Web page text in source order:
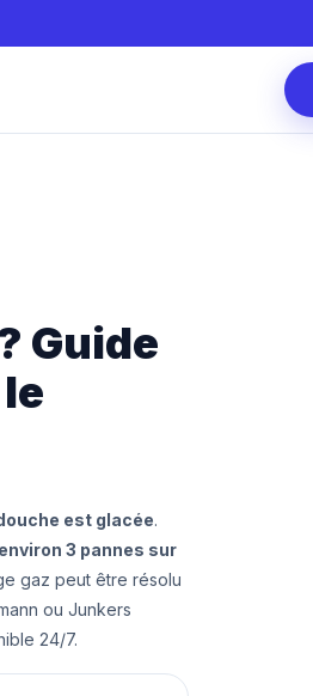
Guide
est glacée.
3 pannes sur
gaz peut être résolu
ou Junkers
24/7.